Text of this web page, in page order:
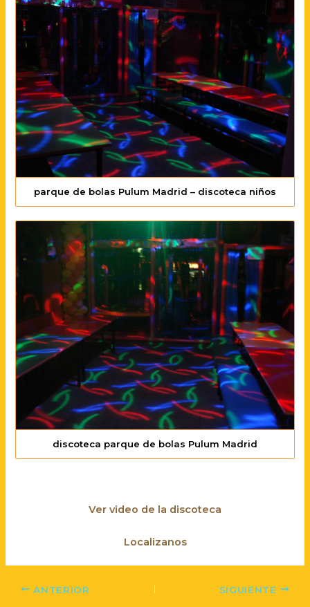
parque de bolas Pulum Madrid – discoteca niños
discoteca parque de bolas Pulum Madrid
Ver video de la discoteca
Localizanos
ANTERIOR SIGUIENTE